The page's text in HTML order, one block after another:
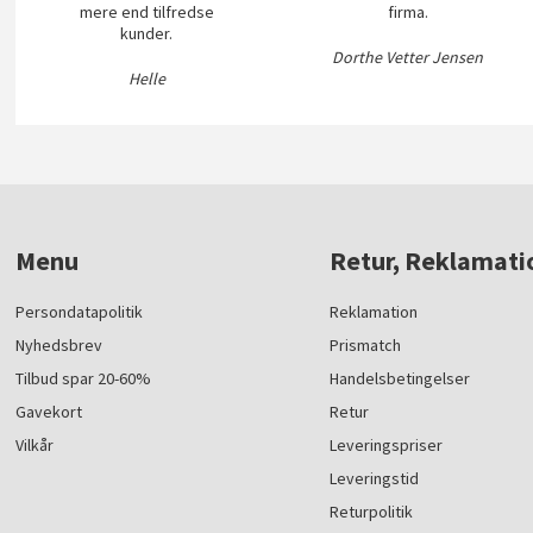
mere end tilfredse
kunder.
Helle
firma.
Dorthe Vetter Jensen
Menu
Persondatapolitik
Nyhedsbrev
Tilbud spar 20-60%
Gavekort
Vilkår
Retur,
Reklamation
Prismatch
Handelsbetingelser
Retur
Leveringspriser
Leveringstid
Returpolitik